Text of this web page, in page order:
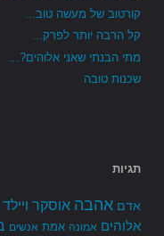
קורטוב של מעשה טוב...
קל הרבה יותר לפרק...
מתי הבנתי שאני אלוהים?...
שכנות טובה
תגיות
אדם אהבה אוסקר ויילד
אלוהים אמונה אמת אנשים